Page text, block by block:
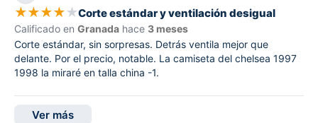
★★★★★Corte estándar y ventilación desigual
Calificado en Granada hace 3 meses
Corte estándar, sin sorpresas. Detrás ventila mejor que
delante. Por el precio, notable. La camiseta del chelsea 1997
1998 la miraré en talla china -1.
Ver más